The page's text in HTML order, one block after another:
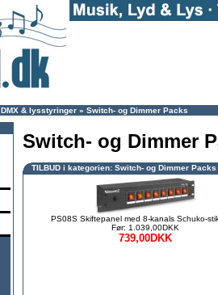
DMX & lysstyringer » Switch- og Dimmer Packs
Switch- og Dimmer
TILBUD i kategorien: Switch- og Dimmer Packs
PS08S Skiftepanel med 8-kanals Schuko-
Før: 1.039,00DKK
739,00DKK